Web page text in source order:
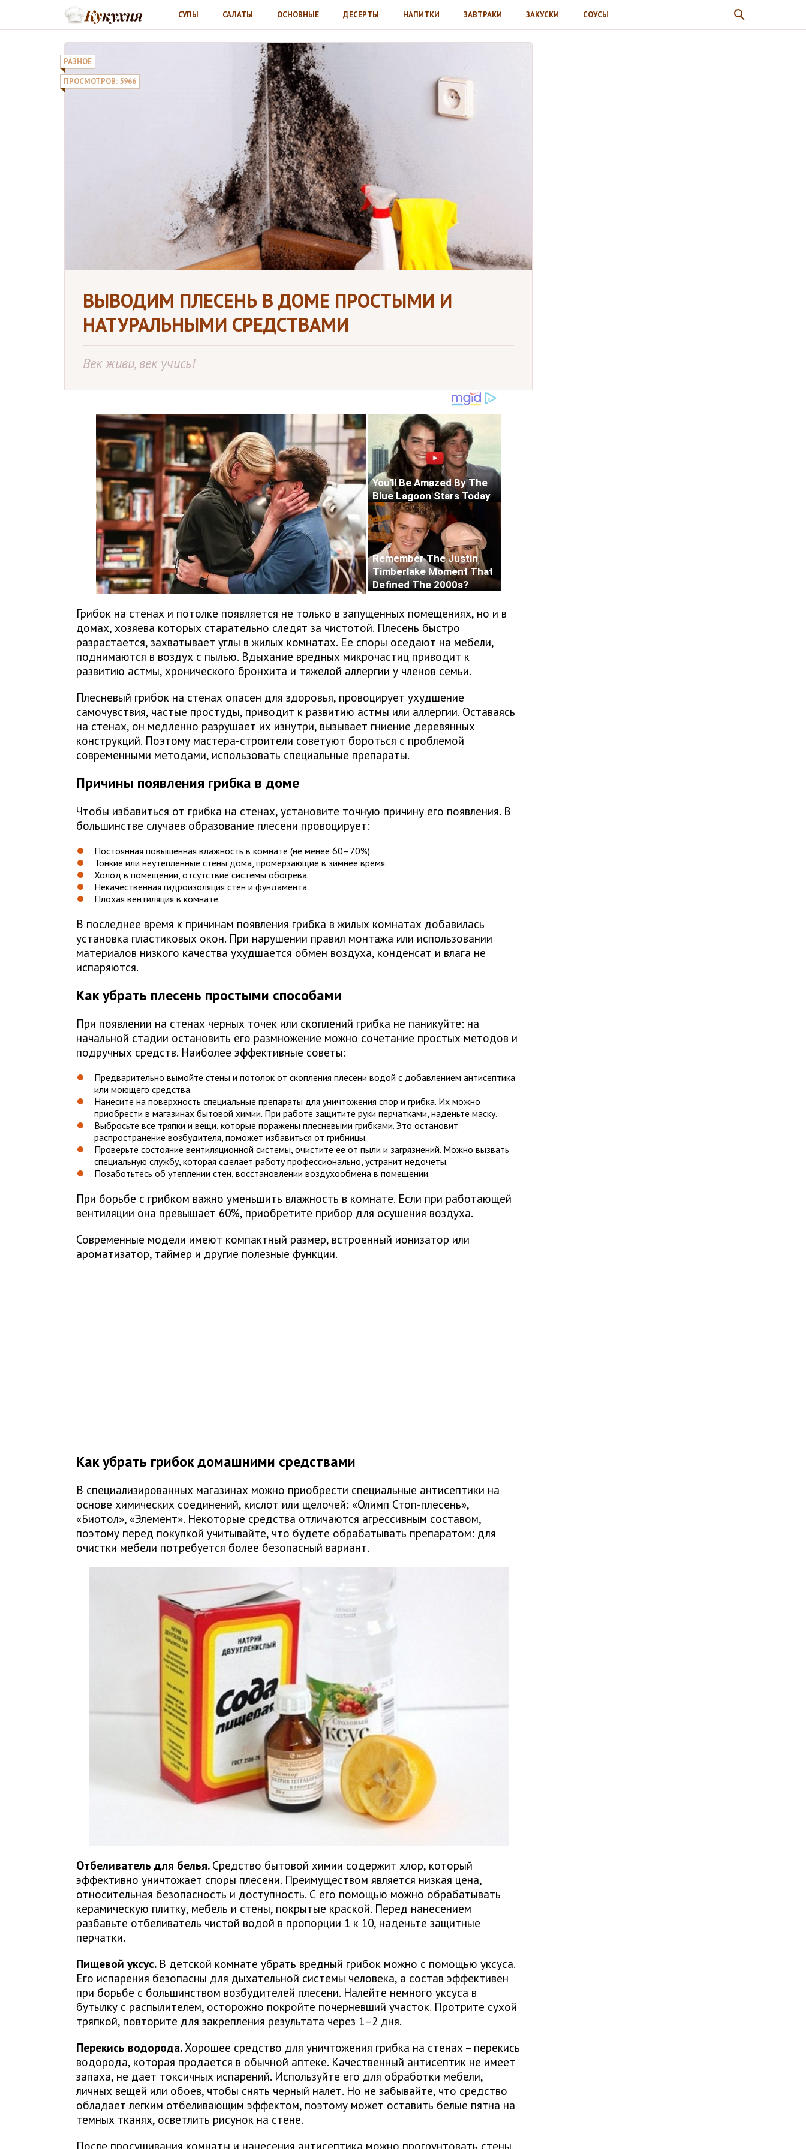
СУПЫ САЛАТЫ ОСНОВНЫЕ ДЕСЕРТЫ НАПИТКИ ЗАВТРАКИ ЗАКУСКИ СОУСЫ
РАЗНОЕ
ПРОСМОТРОВ: 5966
ВЫВОДИМ ПЛЕСЕНЬ В ДОМЕ ПРОСТЫМИ И
НАТУРАЛЬНЫМИ СРЕДСТВАМИ
Век живи, век учись!
Грибок на стенах и потолке появляется не только в запущенных помещениях, но и в
домах, хозяева которых старательно следят за чистотой. Плесень быстро
разрастается, захватывает углы в жилых комнатах. Ее споры оседают на мебели,
поднимаются в воздух с пылью. Вдыхание вредных микрочастиц приводит к
развитию астмы, хронического бронхита и тяжелой аллергии у членов семьи.
Плесневый грибок на стенах опасен для здоровья, провоцирует ухудшение
самочувствия, частые простуды, приводит к развитию астмы или аллергии. Оставаясь
на стенах, он медленно разрушает их изнутри, вызывает гниение деревянных
конструкций. Поэтому мастера-строители советуют бороться с проблемой
современными методами, использовать специальные препараты.
Причины появления грибка в доме
Чтобы избавиться от грибка на стенах, установите точную причину его появления. В
большинстве случаев образование плесени провоцирует:
Постоянная повышенная влажность в комнате (не менее 60–70%).
Тонкие или неутепленные стены дома, промерзающие в зимнее время.
Холод в помещении, отсутствие системы обогрева.
Некачественная гидроизоляция стен и фундамента.
Плохая вентиляция в комнате.
В последнее время к причинам появления грибка в жилых комнатах добавилась
установка пластиковых окон. При нарушении правил монтажа или использовании
материалов низкого качества ухудшается обмен воздуха, конденсат и влага не
испаряются.
Как убрать плесень простыми способами
При появлении на стенах черных точек или скоплений грибка не паникуйте: на
начальной стадии остановить его размножение можно сочетание простых методов и
подручных средств. Наиболее эффективные советы:
Предварительно вымойте стены и потолок от скопления плесени водой с добавлением антисептика
или моющего средства.
Нанесите на поверхность специальные препараты для уничтожения спор и грибка. Их можно
приобрести в магазинах бытовой химии. При работе защитите руки перчатками, наденьте маску.
Выбросьте все тряпки и вещи, которые поражены плесневыми грибками. Это остановит
распространение возбудителя, поможет избавиться от грибницы.
Проверьте состояние вентиляционной системы, очистите ее от пыли и загрязнений. Можно вызвать
специальную службу, которая сделает работу профессионально, устранит недочеты.
Позаботьтесь об утеплении стен, восстановлении воздухообмена в помещении.
При борьбе с грибком важно уменьшить влажность в комнате. Если при работающей
вентиляции она превышает 60%, приобретите прибор для осушения воздуха.
Современные модели имеют компактный размер, встроенный ионизатор или
ароматизатор, таймер и другие полезные функции.
Как убрать грибок домашними средствами
В специализированных магазинах можно приобрести специальные антисептики на
основе химических соединений, кислот или щелочей: «Олимп Стоп-плесень»,
«Биотол», «Элемент». Некоторые средства отличаются агрессивным составом,
поэтому перед покупкой учитывайте, что будете обрабатывать препаратом: для
очистки мебели потребуется более безопасный вариант.
Отбеливатель для белья. Средство бытовой химии содержит хлор, который
эффективно уничтожает споры плесени. Преимуществом является низкая цена,
относительная безопасность и доступность. С его помощью можно обрабатывать
керамическую плитку, мебель и стены, покрытые краской. Перед нанесением
разбавьте отбеливатель чистой водой в пропорции 1 к 10, наденьте защитные
перчатки.
Пищевой уксус. В детской комнате убрать вредный грибок можно с помощью уксуса.
Его испарения безопасны для дыхательной системы человека, а состав эффективен
при борьбе с большинством возбудителей плесени. Налейте немного уксуса в
бутылку с распылителем, осторожно покройте почерневший участок. Протрите сухой
тряпкой, повторите для закрепления результата через 1–2 дня.
Перекись водорода. Хорошее средство для уничтожения грибка на стенах – перекись
водорода, которая продается в обычной аптеке. Качественный антисептик не имеет
запаха, не дает токсичных испарений. Используйте его для обработки мебели,
личных вещей или обоев, чтобы снять черный налет. Но не забывайте, что средство
обладает легким отбеливающим эффектом, поэтому может оставить белые пятна на
темных тканях, осветлить рисунок на стене.
После просушивания комнаты и нанесения антисептика можно прогрунтовать стены.